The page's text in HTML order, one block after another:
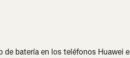
de batería en los teléfonos Huawei